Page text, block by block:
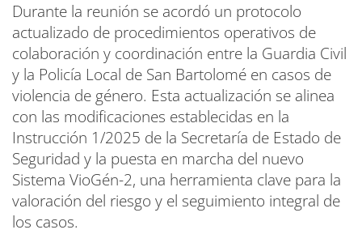
Durante la reunión se acordó un protocolo
actualizado de procedimientos operativos de
colaboración y coordinación entre la Guardia Civil
y la Policía Local de San Bartolomé en casos de
violencia de género. Esta actualización se alinea
con las modificaciones establecidas en la
Instrucción 1/2025 de la Secretaría de Estado de
Seguridad y la puesta en marcha del nuevo
Sistema VioGén-2, una herramienta clave para la
valoración del riesgo y el seguimiento integral de
los casos.